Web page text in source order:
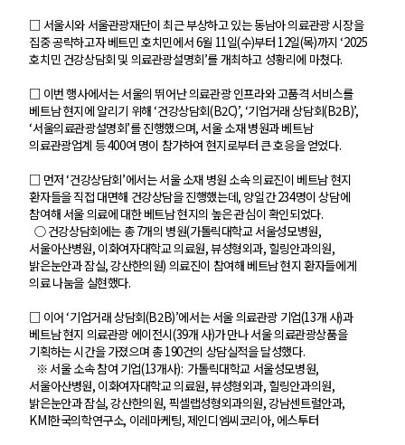
□ 서울시와 서울관광재단이 최근 부상하고 있는 동남아 의료관광 시장을
집중 공략하고자 베트민 호치민에서 6월 11일(수)부터 12일(목)까지 ‘2025
호치민 건강상담회 및 의료관광설명회’를 개최하고 성황리에 마쳤다.
□ 이번 행사에서는 서울의 뛰어난 의료관광 인프라와 고품격 서비스를
베트남 현지에 알리기 위해 ‘건강상담회(B2C)’, ‘기업거래 상담회(B2B)’,
‘서울의료관광설명회’를 진행했으며, 서울 소재 병원과 베트남
의료관광업계 등 400여 명이 참가하여 현지로부터 큰 호응을 얻었다.
□ 먼저 ‘건강상담회’에서는 서울 소재 병원 소속 의료진이 베트남 현지
환자들을 직접 대면해 건강상담을 진행했는데, 양일간 234명이 상담에
참여해 서울 의료에 대한 베트남 현지의 높은 관심이 확인되었다.
○ 건강상담회에는 총 7개의 병원(가톨릭대학교 서울성모병원,
서울아산병원, 이화여자대학교 의료원, 뷰성형외과, 힐링안과의원,
밝은눈안과 잠실, 강산한의원) 의료진이 참여해 베트남 현지 환자들에게
의료 나눔을 실현했다.
□ 이어 ‘기업거래 상담회(B2B)’에서는 서울 의료관광 기업(13개 사)과
베트남 현지 의료관광 에이전시(39개 사)가 만나 서울 의료관광상품을
기획하는 시간을 가졌으며 총 190건의 상담실적을 달성했다.
※ 서울 소속 참여 기업(13개사): 가톨릭대학교 서울성모병원,
서울아산병원, 이화여자대학교 의료원, 뷰성형외과, 힐링안과의원,
밝은눈안과 잠실, 강산한의원, 픽셀랩성형외과의원, 강남센트럴안과,
KMI한국의학연구소, 이레마케팅, 제인디엠씨코리아, 에스투터